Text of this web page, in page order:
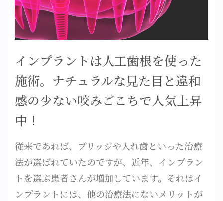
インプラントは人工歯根を使った
施術。ナチュラルな見た目と違和
感の少ない咬みごこちで人気上昇
中！
従来であれば、ブリッジや入れ歯といった治療
法が選ばれていたのですが、近年、インプラン
トを選ぶ患者さんが増加しています。それはイ
ンプラントには、他の治療法にないメリットが